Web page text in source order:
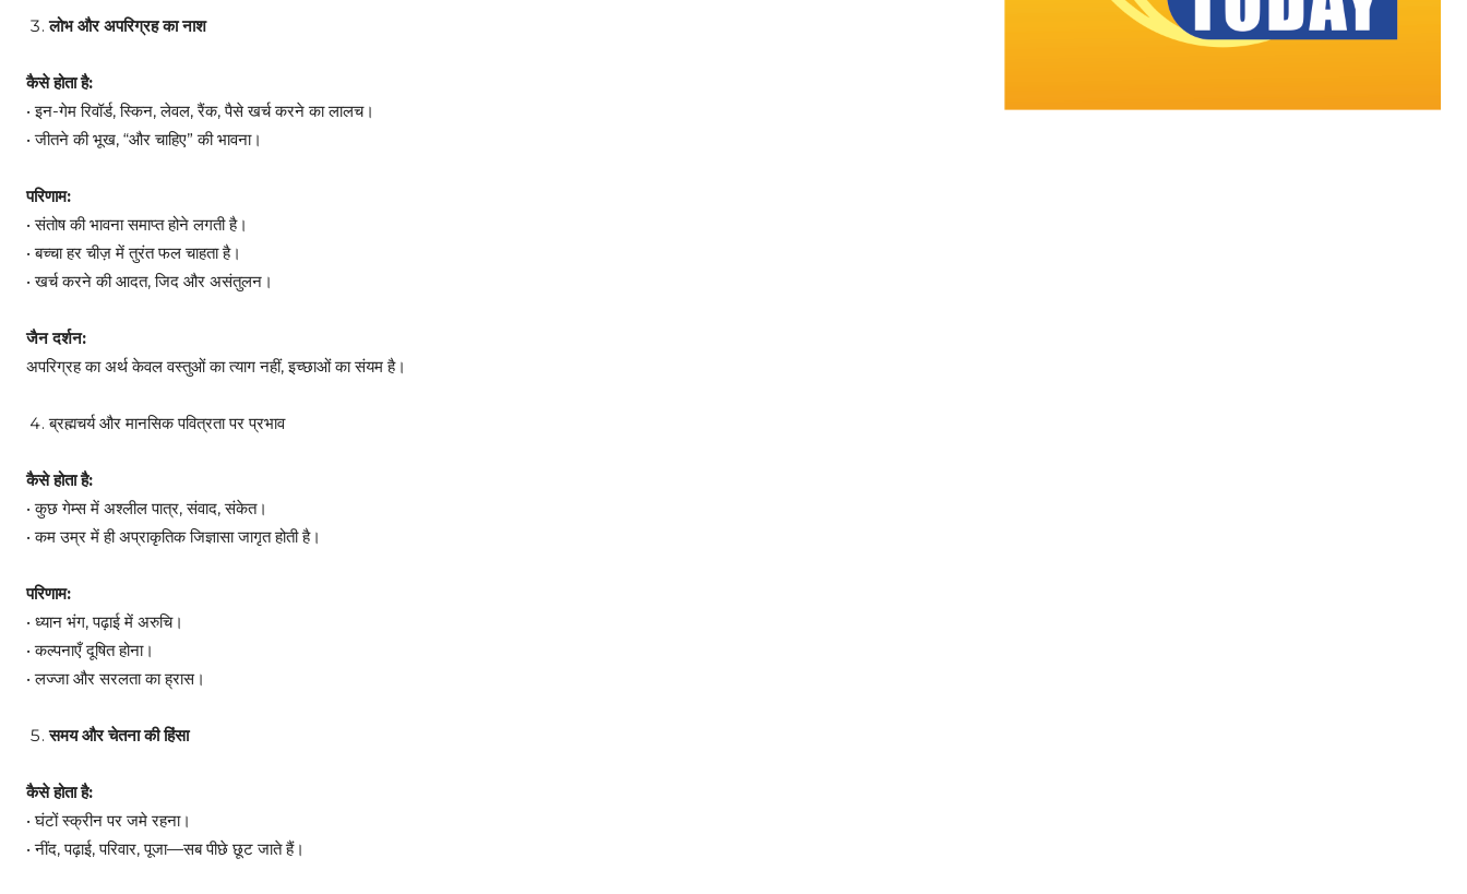
लोभ और अपरिग्रह का नाश
कैसे होता है:
• इन-गेम रिवॉर्ड, स्किन, लेवल, रैंक, पैसे खर्च करने का लालच।
• जीतने की भूख, “और चाहिए” की भावना।
परिणाम:
• संतोष की भावना समाप्त होने लगती है।
• बच्चा हर चीज़ में तुरंत फल चाहता है।
• खर्च करने की आदत, जिद और असंतुलन।
जैन दर्शन:
अपरिग्रह का अर्थ केवल वस्तुओं का त्याग नहीं, इच्छाओं का संयम है।
ब्रह्मचर्य और मानसिक पवित्रता पर प्रभाव
कैसे होता है:
• कुछ गेम्स में अश्लील पात्र, संवाद, संकेत।
• कम उम्र में ही अप्राकृतिक जिज्ञासा जागृत होती है।
परिणाम:
• ध्यान भंग, पढ़ाई में अरुचि।
• कल्पनाएँ दूषित होना।
• लज्जा और सरलता का ह्रास।
समय और चेतना की हिंसा
कैसे होता है:
• घंटों स्क्रीन पर जमे रहना।
• नींद, पढ़ाई, परिवार, पूजा—सब पीछे छूट जाते हैं।